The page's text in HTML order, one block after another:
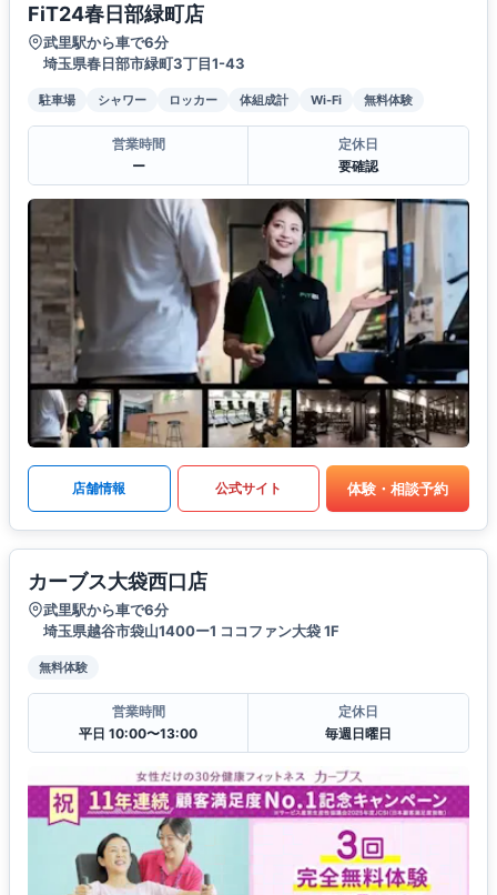
FiT24春日部緑町店
武里駅から車で6分
埼玉県春日部市緑町3丁目1-43
駐車場 シャワー ロッカー 体組成計 Wi-Fi 無料体験
営業時間
ー
定休日
要確認
店舗情報 公式サイト 体験・相談予約
カーブス大袋西口店
武里駅から車で6分
埼玉県越谷市袋山1400ー1 ココファン大袋 1F
無料体験
営業時間
平日 10:00〜13:00
定休日
毎週日曜日